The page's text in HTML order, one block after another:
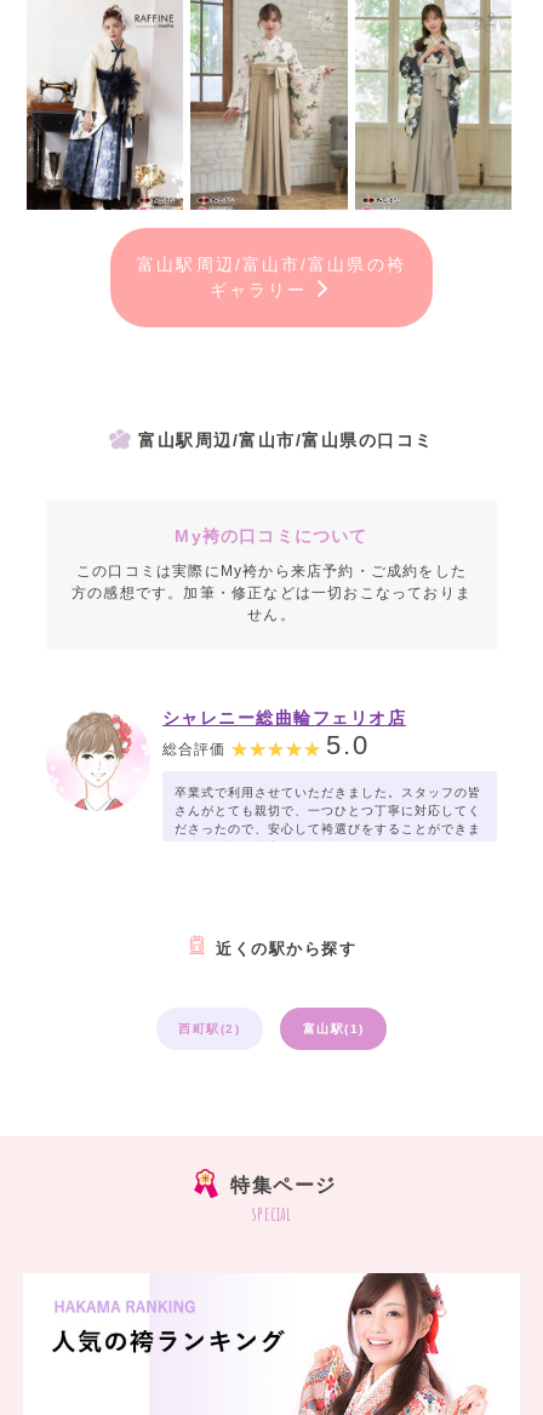
富山駅周辺/富山市/富山県の袴
ギャラリー
富山駅周辺/富山市/富山県の口コミ
My袴の口コミについて
この口コミは実際にMy袴から来店予約・ご成約をした
方の感想です。加筆・修正などは一切おこなっておりま
せん。
シャレニー総曲輪フェリオ店
総合評価 5.0
卒業式で利用させていただきました。スタッフの皆
さんがとても親切で、一つひとつ丁寧に対応してく
ださったので、安心して袴選びをすることができま
近くの駅から探す
西町駅(2) 富山駅(1)
特集ページ
special